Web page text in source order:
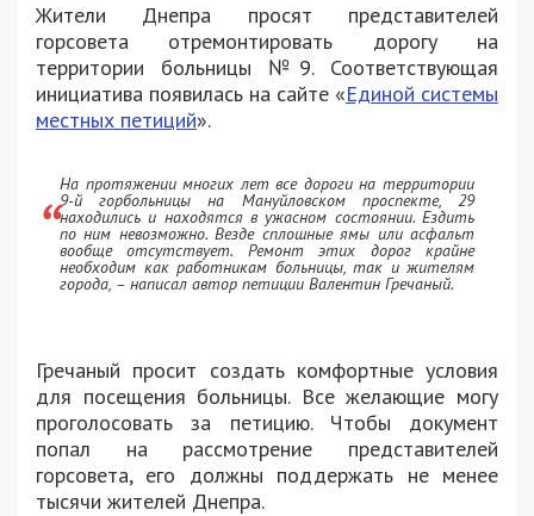
Жители Днепра просят представителей
горсовета отремонтировать дорогу на
территории больницы №9. Соответствующая
инициатива появилась на сайте «Единой системы
местных петиций».
На протяжении многих лет все дороги на территории
9-й горбольницы на Мануйловском проспекте, 29
находились и находятся в ужасном состоянии. Ездить
по ним невозможно. Везде сплошные ямы или асфальт
вообще отсутствует. Ремонт этих дорог крайне
необходим как работникам больницы, так и жителям
города, – написал автор петиции Валентин Гречаный.
Гречаный просит создать комфортные условия
для посещения больницы. Все желающие могу
проголосовать за петицию. Чтобы документ
попал на рассмотрение представителей
горсовета, его должны поддержать не менее
тысячи жителей Днепра.